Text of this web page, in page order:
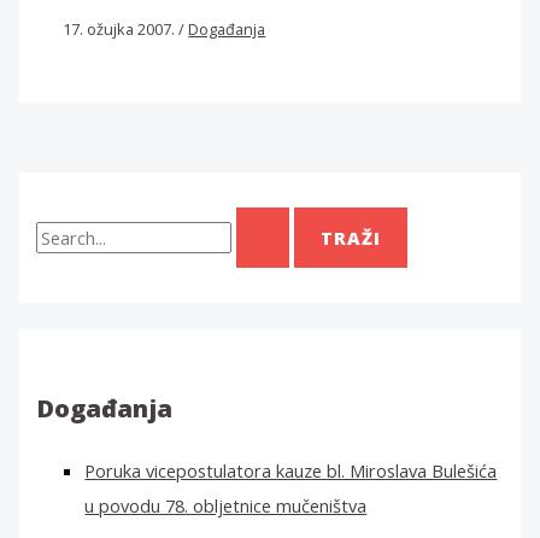
17. ožujka 2007./Događanja
T
r
:Događanja
Poruka vicepostulatora kauze bl. Miroslava Bulešića
u povodu 78. obljetnice mučeništva